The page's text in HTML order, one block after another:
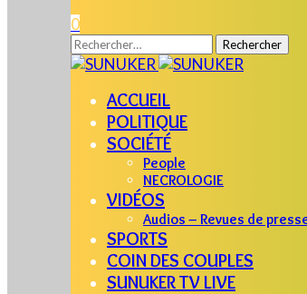
0
Rechercher :
ACCUEIL
POLITIQUE
SOCIÉTÉ
People
NECROLOGIE
VIDÉOS
Audios – Revues de
SPORTS
COIN DES COUPLES
SUNUKER TV LIVE